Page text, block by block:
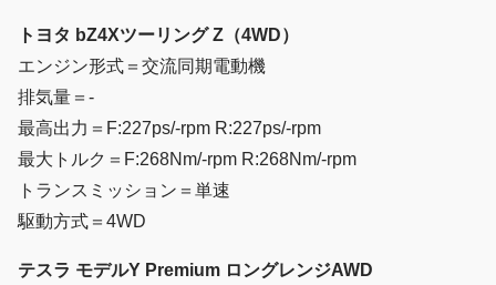
トヨタ bZ4Xツーリング Z（4WD）
エンジン形式＝交流同期電動機
排気量＝-
最高出力＝F:227ps/-rpm R:227ps/-rpm
最大トルク＝F:268Nm/-rpm R:268Nm/-rpm
トランスミッション＝単速
駆動方式＝4WD
テスラ モデルY Premium ロングレンジAWD